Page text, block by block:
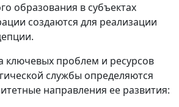
образования в субъектах
создаются для реализации
ключевых проблем и ресурсов
службы определяются
направления ее развития: